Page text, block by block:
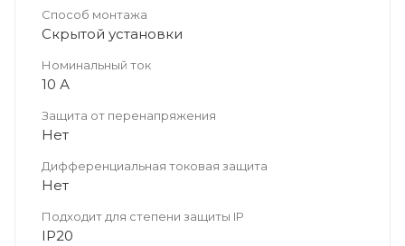
Способ монтажа
Скрытой установки
Номинальный ток
10 А
Защита от перенапряжения
Нет
Дифференциальная токовая защита
Нет
Подходит для степени защиты IP
IP20